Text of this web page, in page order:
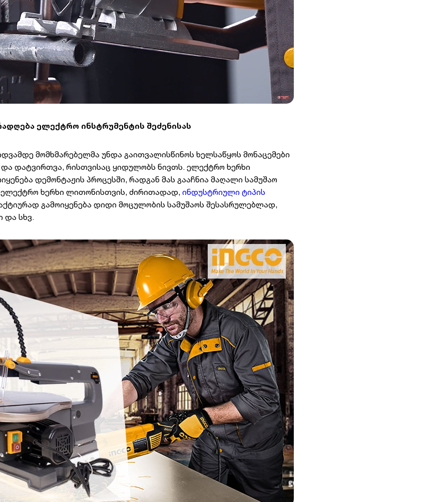
ელექტრო ინსტრუმენტის შეძენისას
მომხმარებელმა უნდა გაითვალისწინოს ხელსაწყოს მონაცემები
დატვირთვა, რისთვისაც ყიდულობს ნივთს. ელექტრო ხერხი
დემონტაჟის პროცესში, რადგან მას გააჩნია მაღალი სამუშაო
ელექტრო ხერხი ლითონისთვის, ძირითადად, ინდუსტრიული ტიპის
გამოიყენება დიდი მოცულობის სამუშაოს შესასრულებლად,
და სხვ.